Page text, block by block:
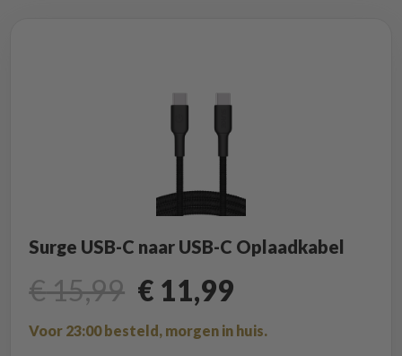
Surge USB-C naar USB-C Oplaadkabel
€15,99 € 11,99
Voor 23:00 besteld, morgen in huis.